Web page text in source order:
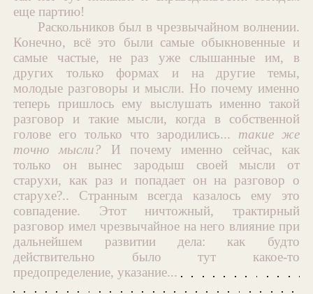
еще партию!
Раскольников был в чрезвычайном волнении.
Конечно, всё это были самые обыкновенные и
самые частые, не раз уже слышанные им, в
других только формах и на другие темы,
молодые разговоры и мысли. Но почему именно
теперь пришлось ему выслушать именно такой
разговор и такие мысли, когда в собственной
голове его только что зародились... такие же
точно мысли? И почему именно сейчас, как
только он вынес зародыш своей мысли от
старухи, как раз и попадает он на разговор о
старухе?.. Странным всегда казалось ему это
совпадение. Этот ничтожный, трактирный
разговор имел чрезвычайное на него влияние при
дальнейшем развитии дела: как будто
действительно было тут какое-то
предопределение, указание...